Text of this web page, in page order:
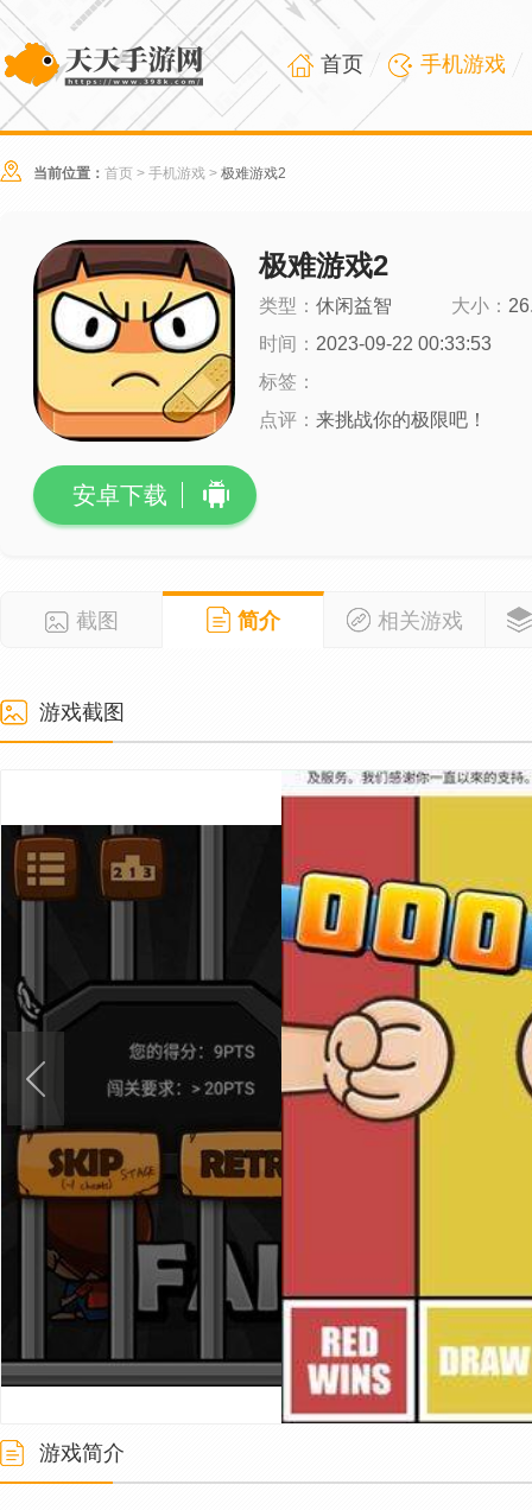
首页 手机游戏
当前位置： 首页 > 手机游戏 > 极难游戏2
极难游戏2
类型： 休闲益智 大小：
时间： 2023-09-22 00:33:53
标签：
点评： 来挑战你的极限吧！
安卓下载
截图 简介 相关游戏
游戏截图
游戏简介